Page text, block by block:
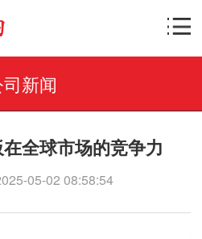
新闻
全球市场的竞争力
05-02 08:58:54